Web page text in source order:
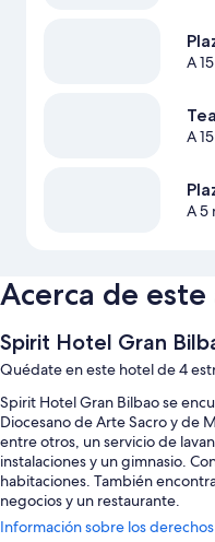
A
A
A 5
Acerca de
Spirit Hotel Gran
Quédate en este hotel de 4
Spirit Hotel Gran Bilbao se
Diocesano de Arte Sacro y de
entre otros, un servicio de
instalaciones y un gimnasio.
habitaciones. También
negocios y un restaurante.
Estos son otros servicios:
Información sobre los